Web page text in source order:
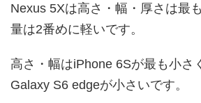
Nexus 5Xは高さ・幅・厚さは最
量は2番めに軽いです。
高さ・幅はiPhone 6Sが最も小さ
Galaxy S6 edgeが小さいです。